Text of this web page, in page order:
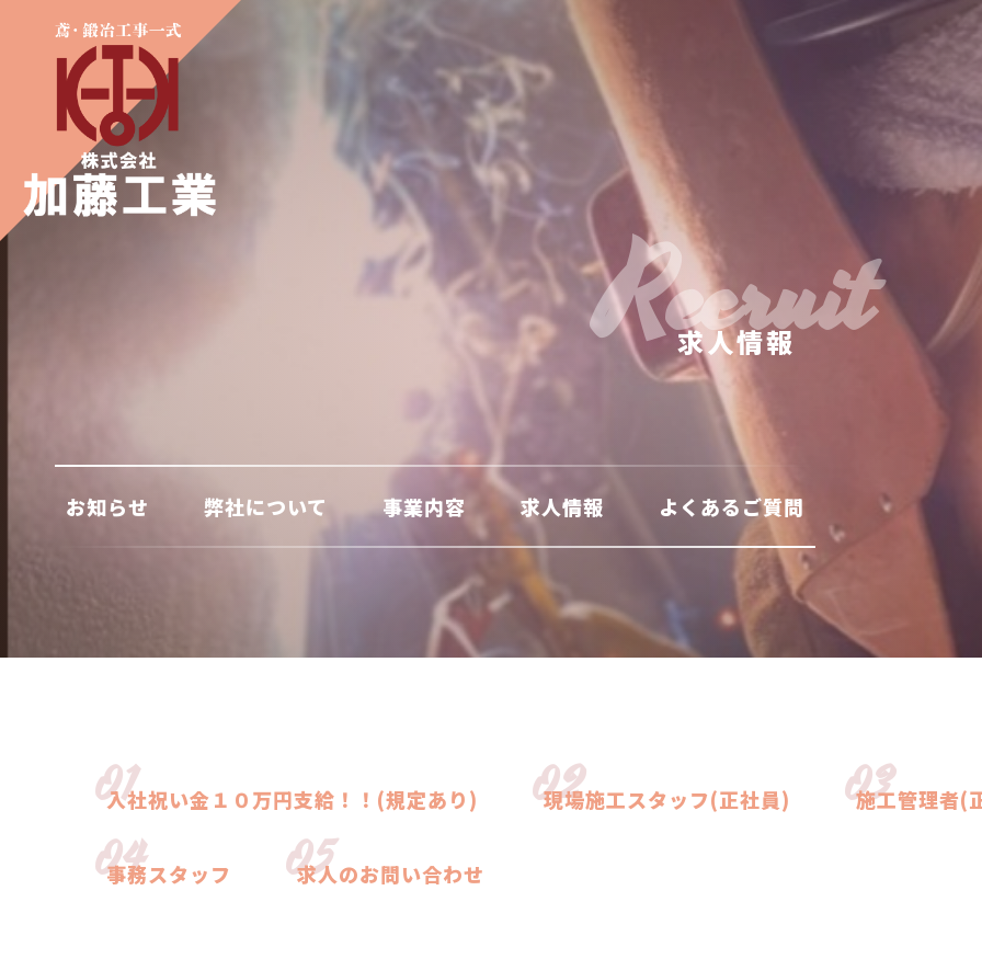
求人情報
Recruit
お知らせ 弊社について 事業内容 求人情報 よくあるご質問
01
入社祝い金１０万円支給！！(規定あり) 02
現場施工スタッフ(正社員) 03
施工管理者(
04
事務スタッフ 05
求人のお問い合わせ